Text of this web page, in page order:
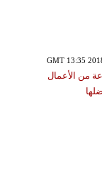
من الأعمال